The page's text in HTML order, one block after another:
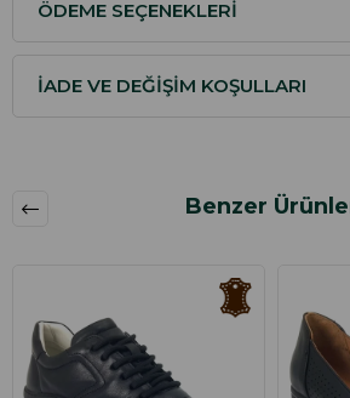
ÖDEME SEÇENEKLERI
İADE VE DEĞIŞIM KOŞULLARI
Benzer